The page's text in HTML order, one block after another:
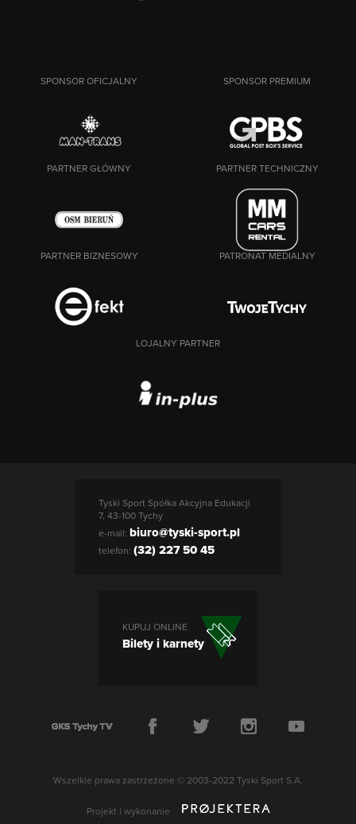
SPONSOR OFICJALNY SPONSOR PREMIUM
PARTNER GŁÓWNY PARTNER TECHNICZNY
PARTNER BIZNESOWY PATRONAT MEDIALNY
LOJALNY PARTNER
Tyski Sport Spółka Akcyjna Edukacji
7, 43-100 Tychy
e-mail: biuro@tyski-sport.pl
telefon: (32) 227 50 45
KUPUJ ONLINE
Bilety i karnety
Wszelkie prawa zastrzeżone © 2003-2022 Tyski Sport S.A.
Projekt i wykonanie